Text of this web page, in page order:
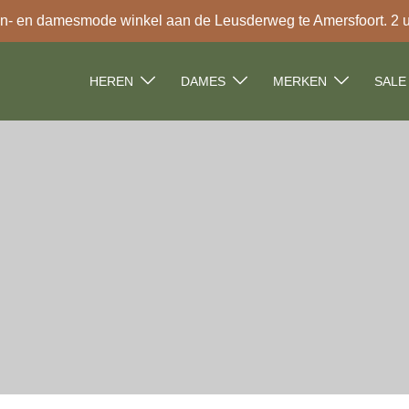
en damesmode winkel aan de Leusderweg te Amersfoort. 2
HEREN DAMES MERKEN SALE